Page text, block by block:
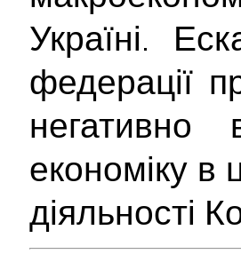
Україні.
федерації
економіку в
діяльності